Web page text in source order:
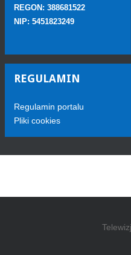
REGON: 388681522
NIP: 5451823249
REGULAMIN
Regulamin portalu
Pliki cookies